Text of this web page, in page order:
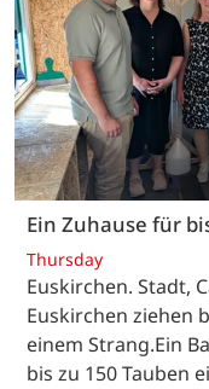
Ein Zuhause für
Thursday
Euskirchen. Stadt,
Euskirchen ziehen
einem Strang.Ein
bis zu 150 Tauben